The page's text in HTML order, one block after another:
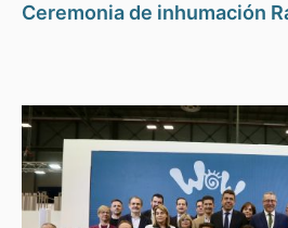
Ceremonia de inhumación